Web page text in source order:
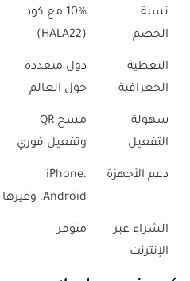
نسبة
الخصم
10% مع كود
(HALA22)
التغطية
الجغرافية
دول متعددة
حول العالم
سهولة
التفعيل
مسح QR
وتفعيل فوري
دعم الأجهزة
iPhone،
Android، وغيرها
الشراء عبر
الإنترنت
متوفر